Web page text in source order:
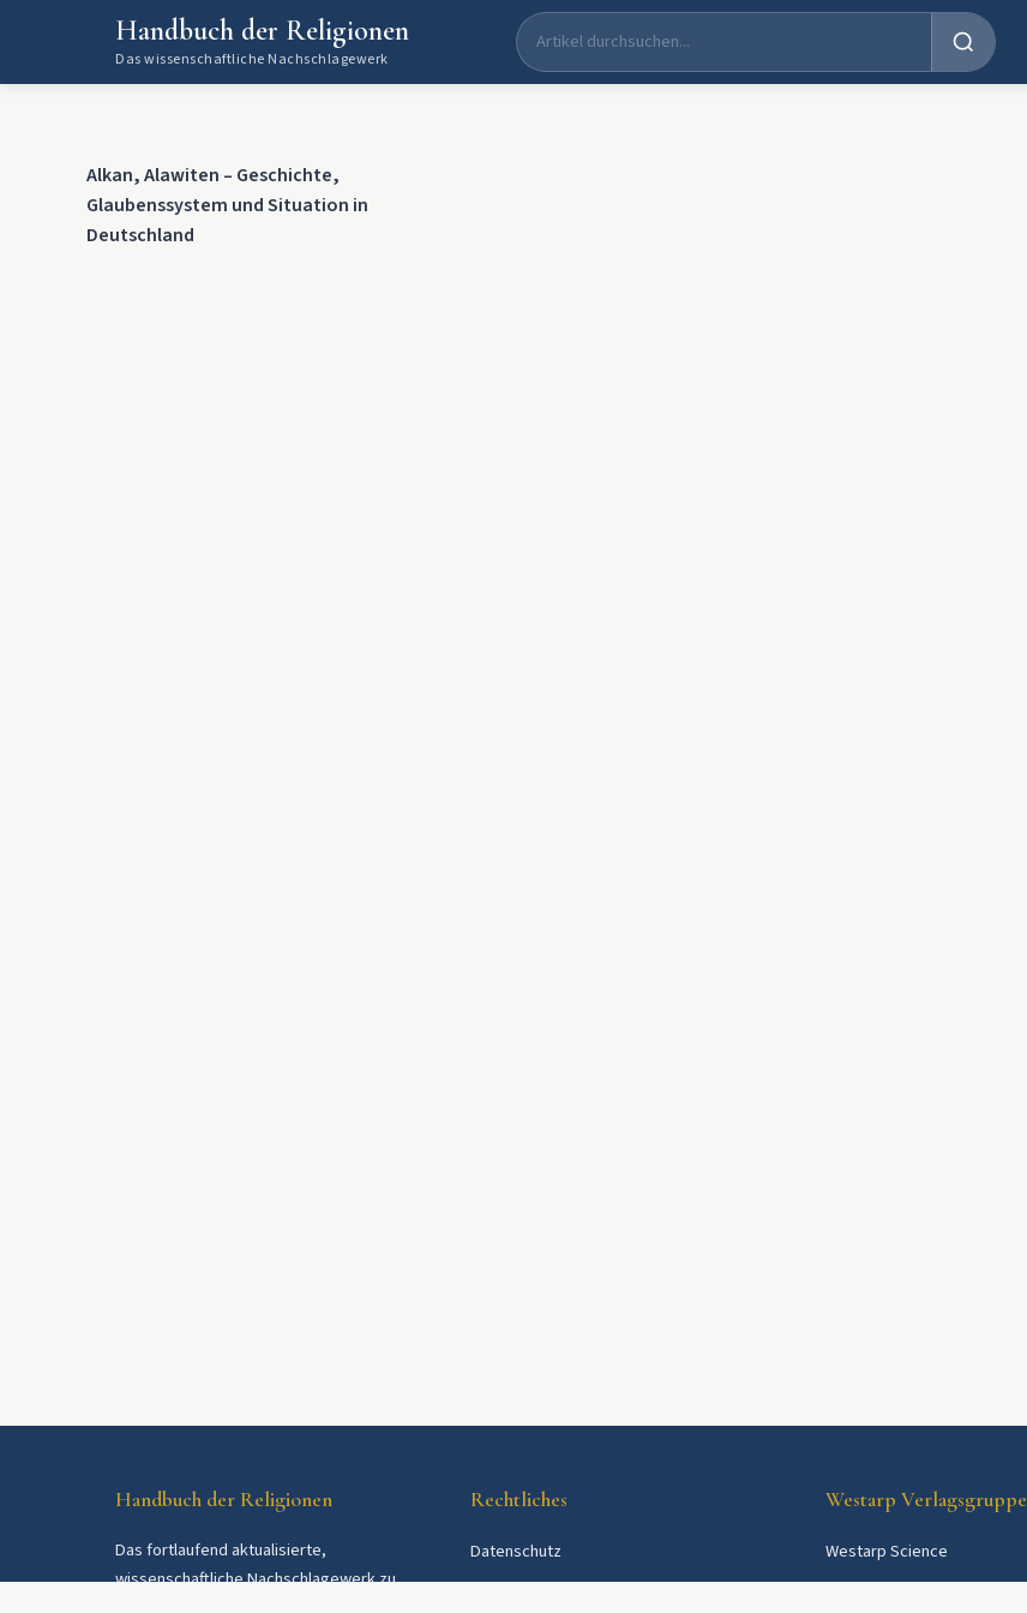
Handbuch der Religionen
Das wissenschaftliche Nachschlagewerk
Alkan, Alawiten – Geschichte,
Glaubenssystem und Situation in
Deutschland
Handbuch der Religionen
Das fortlaufend aktualisierte,
wissenschaftliche Nachschlagewerk zu
Rechtliches
Datenschutz
Westarp Verlagsgruppe
Westarp Science